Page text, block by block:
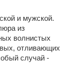
и мужской.
из
волнистых
отливающих
случай -